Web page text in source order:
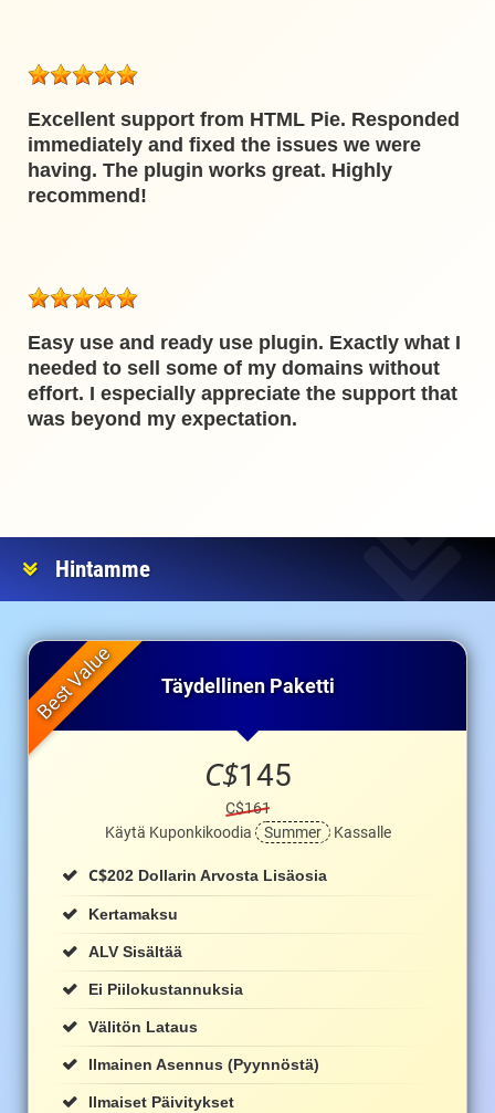
Excellent support from HTML Pie. Responded
immediately and fixed the issues we were
having. The plugin works great. Highly
recommend!
Easy use and ready use plugin. Exactly what I
needed to sell some of my domains without
effort. I especially appreciate the support that
was beyond my expectation.
Hintamme
Täydellinen Paketti
C$145
C$161
Käytä Kuponkikoodia
Summer Kassalle
C$202 Dollarin Arvosta Lisäosia
Kertamaksu
ALV Sisältää
Ei Piilokustannuksia
Välitön Lataus
Ilmainen Asennus (pyynnöstä)
Ilmaiset Päivitykset